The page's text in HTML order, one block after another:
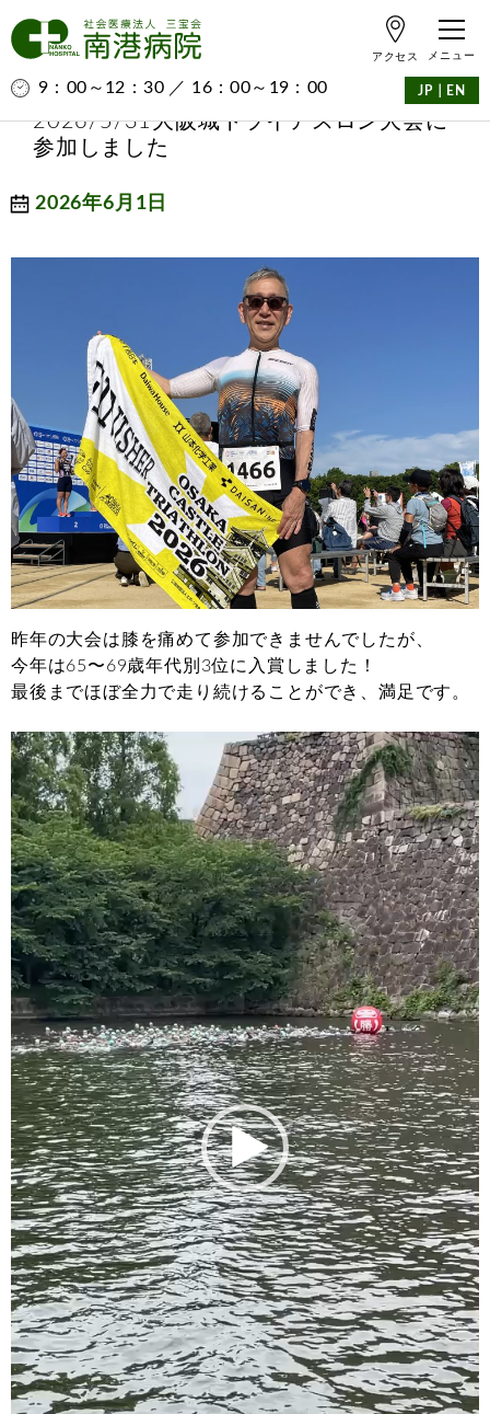
9：00～12：30 ／ 16：00～19：00
アクセス
JP EN
2026/5/31大阪城トライアスロン大会に
参加しました
2026年6月1日
昨年の大会は膝を痛めて参加できませんでしたが、
今年は65〜69歳年代別3位に入賞しました！
最後までほぼ全力で走り続けることができ、満足です。
動
画
プ
レ
ー
ヤ
ー